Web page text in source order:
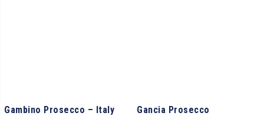
Gambino Prosecco – Italy
Gancia Prosecco